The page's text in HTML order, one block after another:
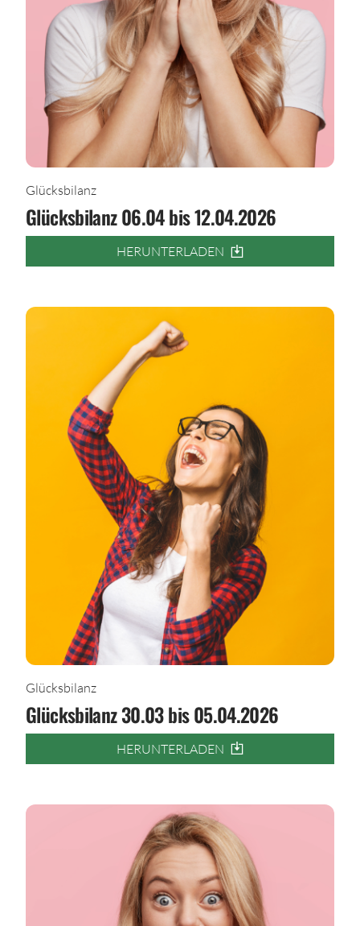
Glücksbilanz
Glücksbilanz 06.04 bis 12.04.2026
HERUNTERLADEN
Glücksbilanz
Glücksbilanz 30.03 bis 05.04.2026
HERUNTERLADEN